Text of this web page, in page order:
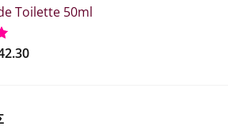
τιμή
€29.84.
Toilette 50ml
Η